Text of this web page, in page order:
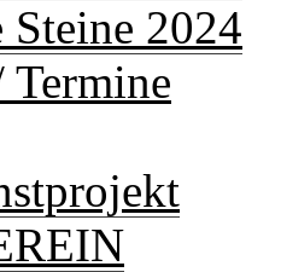
Steine 2024